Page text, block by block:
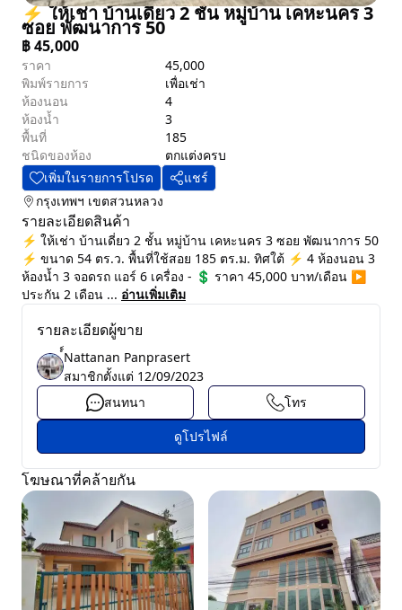
⚡ ให้เช่า บ้านเดี่ยว 2 ชั้น หมู่บ้าน เคหะนคร 3
ซอย พัฒนาการ 50
฿45,000
ราคา
45,000
พิมพ์รายการ
เพื่อเช่า
ห้องนอน
4
ห้องน้ำ
3
พื้นที่
185
ชนิดของห้อง
ตกแต่งครบ
เพิ่มในรายการโปรด
แชร์
กรุงเทพฯ เขตสวนหลวง
รายละเอียดสินค้า
⚡ ให้เช่า บ้านเดี่ยว 2 ชั้น หมู่บ้าน เคหะนคร 3 ซอย พัฒนาการ 50
⚡ ขนาด 54 ตร.ว. พื้นที่ใช้สอย 185 ตร.ม. ทิศใต้ ⚡ 4 ห้องนอน 3
ห้องน้ำ 3 จอดรถ แอร์ 6 เครื่อง - 💲 ราคา 45,000 บาท/เดือน ▶️
ประกัน 2 เดือน ... อ่านเพิ่มเติม
รายละเอียดผู้ขาย
์์Nattanan Panprasert
สมาชิกตั้งแต่ 12/09/2023
สนทนา
โทร
ดูโปรไฟล์
โฆษณาที่คล้ายกัน